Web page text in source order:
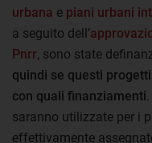
urbana e piani urbani
a seguito dell’
Pnrr, sono state
quindi se questi
con quali finanziamenti
saranno utilizzate per i
effettivamente